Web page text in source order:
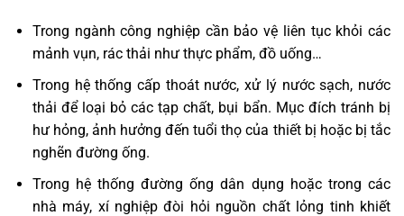
Trong ngành công nghiệp cần bảo vệ liên tục khỏi các
mảnh vụn, rác thải như thực phẩm, đồ uống…
Trong hệ thống cấp thoát nước, xử lý nước sạch, nước
thải để loại bỏ các tạp chất, bụi bẩn. Mục đích tránh bị
hư hỏng, ảnh hưởng đến tuổi thọ của thiết bị hoặc bị tắc
nghẽn đường ống.
Trong hệ thống đường ống dân dụng hoặc trong các
nhà máy, xí nghiệp đòi hỏi nguồn chất lỏng tinh khiết